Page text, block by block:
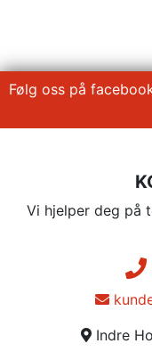
Følg oss på
Vi hjelper deg på
Indre